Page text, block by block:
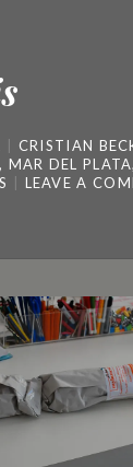
CRISTIAN
, MAR DEL PLATA,
LEAVE A